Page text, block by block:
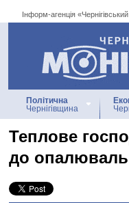
Інформ-агенція
Інформ-
Політична
Чернігівщина
Теплове
до